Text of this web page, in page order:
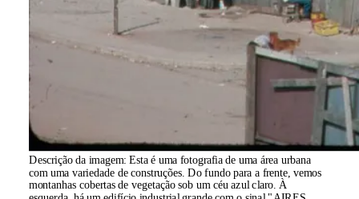
Descrição da imagem:Esta é uma fotografia de uma área urbana
com uma variedade de construções. Do fundo para a frente, vemos
montanhas cobertas de vegetação sob um céu azul claro. À